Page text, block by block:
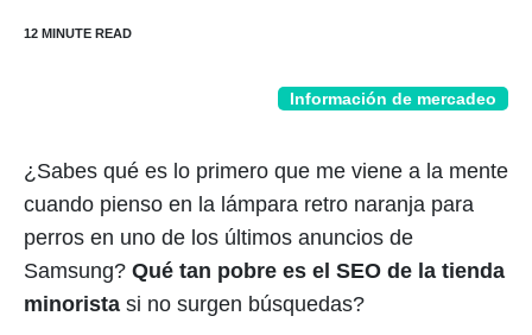
Información de mercadeo
¿Sabes qué es lo primero que me viene a la mente
cuando pienso en la lámpara retro naranja para
perros en uno de los últimos anuncios de
Samsung? Qué tan pobre es el SEO de la tienda
minorista si no surgen búsquedas?